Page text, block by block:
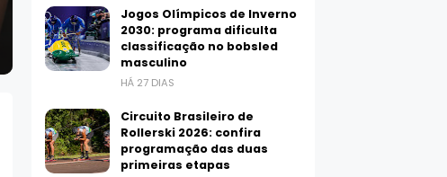
Jogos Olímpicos de Inverno
2030: programa dificulta
classificação no bobsled
masculino
HÁ 27 DIAS
Circuito Brasileiro de
Rollerski 2026: confira
programação das duas
primeiras etapas